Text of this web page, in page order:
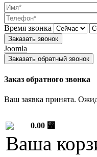
Время звонка
Заказать звонок
Joomla
Заказать обратный звонок
Заказ обратного звонка
Ваш заявка принята.
0.00 ⃏
Ваша